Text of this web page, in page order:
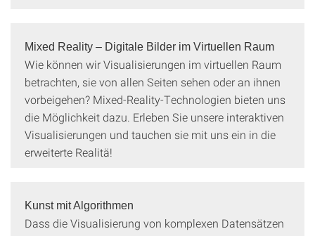
Mixed Reality – Digitale Bilder im Virtuellen Raum
Wie können wir Visualisierungen im virtuellen Raum
betrachten, sie von allen Seiten sehen oder an ihnen
vorbeigehen? Mixed-Reality-Technologien bieten uns
die Möglichkeit dazu. Erleben Sie unsere interaktiven
Visualisierungen und tauchen sie mit uns ein in die
erweiterte Realitä!
Kunst mit Algorithmen
Dass die Visualisierung von komplexen Datensätzen